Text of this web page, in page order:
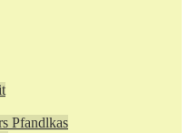
Pfandlkas